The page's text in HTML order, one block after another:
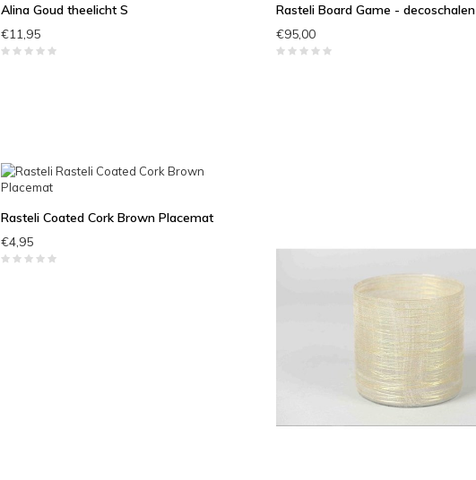
Alina Goud theelicht S
€11,95
Rasteli Board Game - decoschalen
€95,00
Rasteli Coated Cork Brown Placemat
€4,95